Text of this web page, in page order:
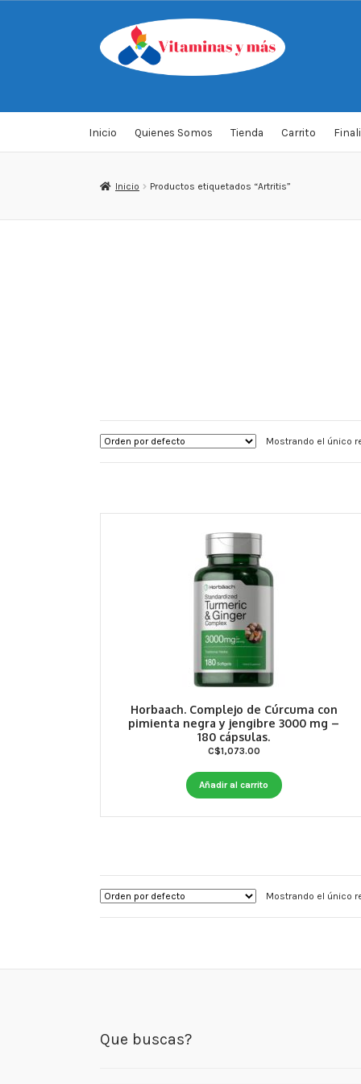
Saltar
a
navegación
al
contenido
Inicio Quienes Somos Tienda Carrito
Inicio Productos etiquetados “Artritis”
Mostrando el único
Horbaach. Complejo de Cúrcuma con
pimienta negra y jengibre 3000 mg –
180 cápsulas.
C$1,073.00
Añadir al carrito
Mostrando el único
Que buscas?